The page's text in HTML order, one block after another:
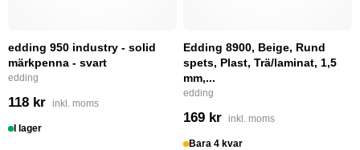
edding 950 industry - solid
märkpenna - svart
edding
118 kr inkl. moms
I lager
Edding 8900, Beige, Rund
spets, Plast, Trä/laminat, 1,5
mm,...
edding
169 kr inkl. moms
Bara 4 kvar